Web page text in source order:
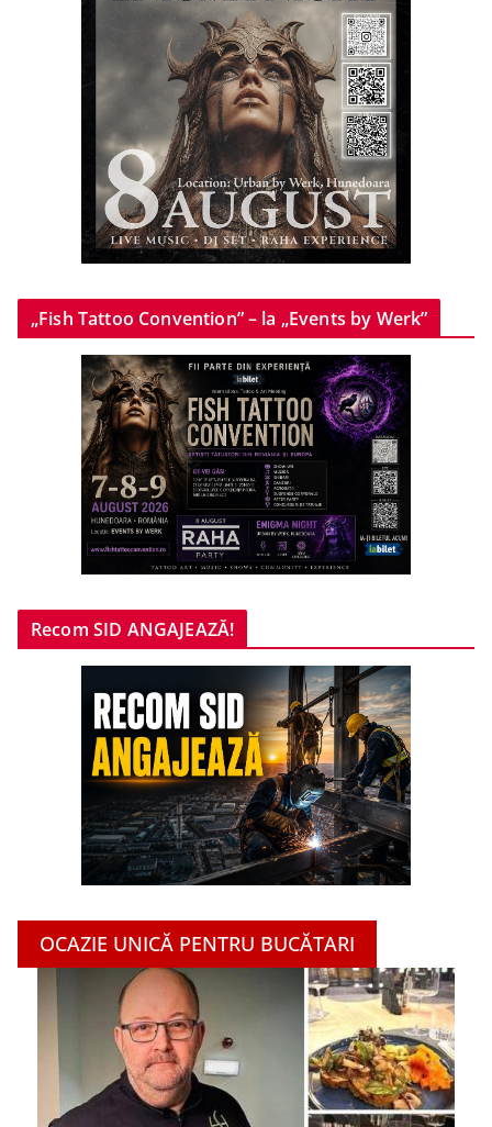
„Fish Tattoo Convention” – la „Events by Werk”
Recom SID ANGAJEAZĂ!
OCAZIE UNICĂ PENTRU BUCĂTARI